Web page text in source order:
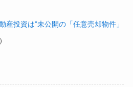
産投資は”未公開の「任意売却物件」